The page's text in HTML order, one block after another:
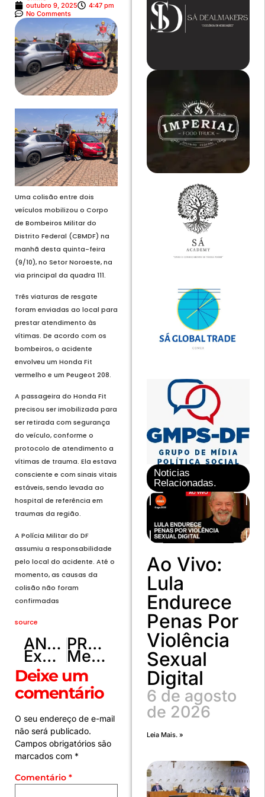
outubro 9, 2025
4:47 pm
No Comments
Uma colisão entre dois
veículos mobilizou o Corpo
de Bombeiros Militar do
Distrito Federal (CBMDF) na
manhã desta quinta-feira
(9/10), no Setor Noroeste, na
via principal da quadra 111.
Três viaturas de resgate
foram enviadas ao local para
prestar atendimento às
vítimas. De acordo com os
bombeiros, o acidente
envolveu um Honda Fit
vermelho e um Peugeot 208.
A passageira do Honda Fit
precisou ser imobilizada para
ser retirada com segurança
do veículo, conforme o
protocolo de atendimento a
vítimas de trauma. Ela estava
consciente e com sinais vitais
estáveis, sendo levada ao
hospital de referência em
traumas da região.
A Polícia Militar do DF
assumiu a responsabilidade
pelo local do acidente. Até o
momento, as causas da
colisão não foram
confirmadas
source
ANTERIOR
Exportação aos EUA de produtos sobretaxados cai 25,7% em setembro
PRÓXIMO
Mercosul e Canadá intensificam negociações de livre comércio
Deixe um
comentário
O seu endereço de e-mail
não será publicado.
Campos obrigatórios são
marcados com *
Comentário *
Noticias
Relacionadas.
Ao Vivo:
Lula
Endurece
Penas Por
Violência
Sexual
Digital
6 de agosto
de 2026
Leia Mais. »